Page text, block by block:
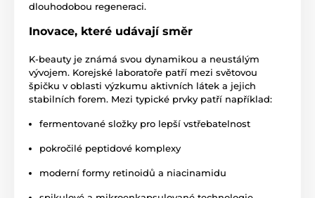
dlouhodobou regeneraci.
Inovace, které udávají směr
K-beauty je známá svou dynamikou a neustálým
vývojem. Korejské laboratoře patří mezi světovou
špičku v oblasti výzkumu aktivních látek a jejich
stabilních forem. Mezi typické prvky patří například:
fermentované složky pro lepší vstřebatelnost
pokročilé peptidové komplexy
moderní formy retinoidů a niacinamidu